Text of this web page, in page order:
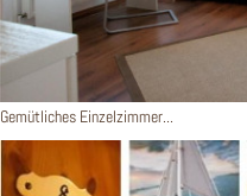
Gemütliches Einzelzimmer...